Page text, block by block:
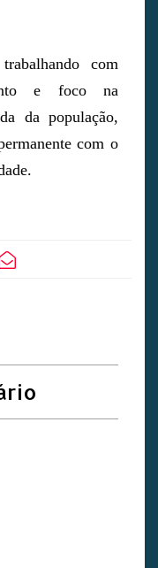
com
e foco na
da população,
com o